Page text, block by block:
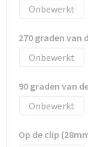
Fietstassen
Reistassen
Onbewerkt
270 graden van
Onbewerkt
90 graden van
Onbewerkt
Op de clip